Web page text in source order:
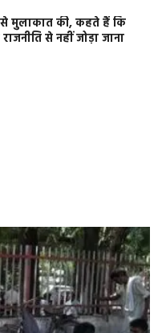
मुलाकात की, कहते हैं कि
से नहीं जोड़ा जाना